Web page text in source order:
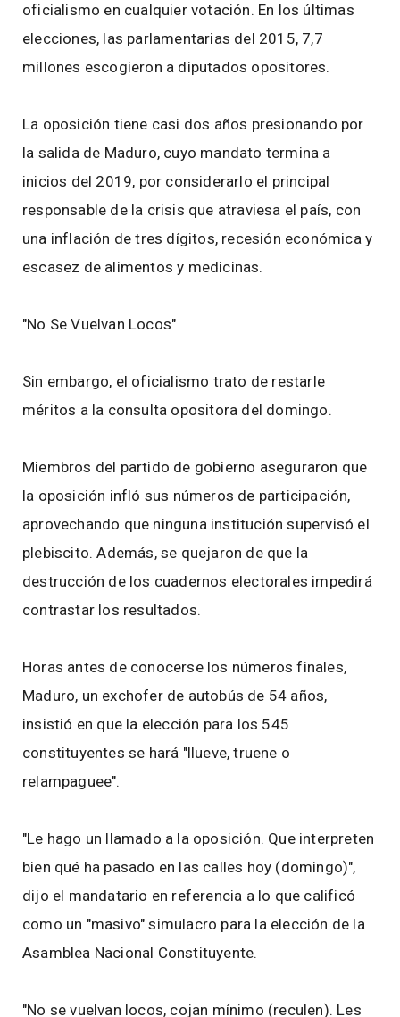
oficialismo en cualquier votación. En los últimas
elecciones, las parlamentarias del 2015, 7,7
millones escogieron a diputados opositores.
La oposición tiene casi dos años presionando por
la salida de Maduro, cuyo mandato termina a
inicios del 2019, por considerarlo el principal
responsable de la crisis que atraviesa el país, con
una inflación de tres dígitos, recesión económica y
escasez de alimentos y medicinas.
"No Se Vuelvan Locos"
Sin embargo, el oficialismo trato de restarle
méritos a la consulta opositora del domingo.
Miembros del partido de gobierno aseguraron que
la oposición infló sus números de participación,
aprovechando que ninguna institución supervisó el
plebiscito. Además, se quejaron de que la
destrucción de los cuadernos electorales impedirá
contrastar los resultados.
Horas antes de conocerse los números finales,
Maduro, un exchofer de autobús de 54 años,
insistió en que la elección para los 545
constituyentes se hará "llueve, truene o
relampaguee".
"Le hago un llamado a la oposición. Que interpreten
bien qué ha pasado en las calles hoy (domingo)",
dijo el mandatario en referencia a lo que calificó
como un "masivo" simulacro para la elección de la
Asamblea Nacional Constituyente.
"No se vuelvan locos, cojan mínimo (reculen). Les